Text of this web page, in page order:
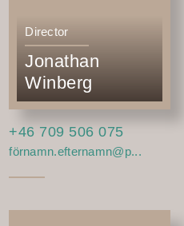
Director
Jonathan
Winberg
+46 709 506 075
förnamn.efternamn@p...